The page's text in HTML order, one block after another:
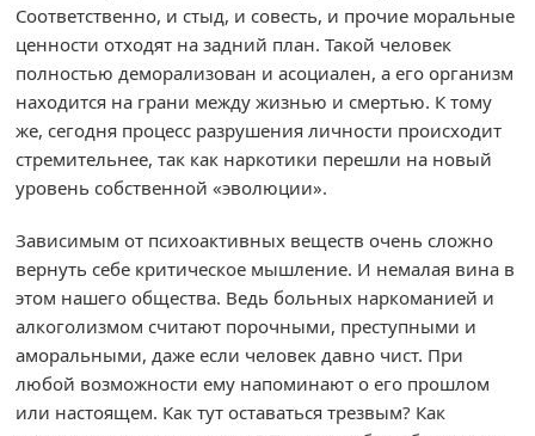
Соответственно, и стыд, и совесть, и прочие моральные
ценности отходят на задний план. Такой человек
полностью деморализован и асоциален, а его организм
находится на грани между жизнью и смертью. К тому
же, сегодня процесс разрушения личности происходит
стремительнее, так как наркотики перешли на новый
уровень собственной «эволюции».
Зависимым от психоактивных веществ очень сложно
вернуть себе критическое мышление. И немалая вина в
этом нашего общества. Ведь больных наркоманией и
алкоголизмом считают порочными, преступными и
аморальными, даже если человек давно чист. При
любой возможности ему напоминают о его прошлом
или настоящем. Как тут оставаться трезвым? Как